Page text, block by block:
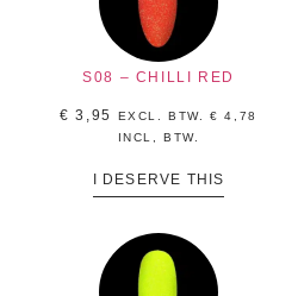
S08 – CHILLI RED
€ 3,95 EXCL. BTW.€ 4,78
INCL, BTW.
I DESERVE THIS